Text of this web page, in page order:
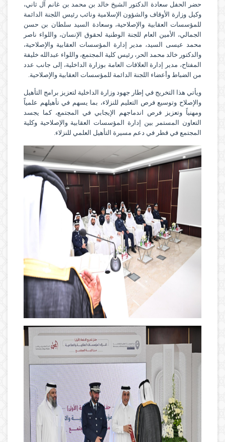
‏حضر الحفل سعادة الدكتور الشيخ خالد بن محمد بن غانم آل ثاني،
وكيل وزارة الأوقاف والشؤون الإسلامية ونائب رئيس اللجنة الدائمة
للمؤسسات العقابية والإصلاحية، وسعادة السيد سلطان بن حسن
الجمالي، الأمين العام للجنة الوطنية لحقوق الإنسان، واللواء ناصر
محمد عيسى السيد، مدير إدارة المؤسسات العقابية والإصلاحية،
والدكتور خالد محمد الحر، رئيس كلية المجتمع، واللواء عبدالله خليفة
المفتاح، مدير إدارة العلاقات العامة بوزارة الداخلية، إلى جانب عدد
من الضباط وأعضاء اللجنة الدائمة للمؤسسات العقابية والإصلاحية.
‏ويأتي هذا التخريج في إطار جهود وزارة الداخلية لتعزيز برامج التأهيل
والإصلاح وتوسيع فرص التعليم للنزلاء، بما يسهم في تأهيلهم علمياً
ومهنياً وتعزيز فرص اندماجهم الإيجابي في المجتمع، كما يجسد
التعاون المستمر بين إدارة المؤسسات العقابية والإصلاحية وكلية
المجتمع في قطر في دعم مسيرة التأهيل العلمي للنزلاء.